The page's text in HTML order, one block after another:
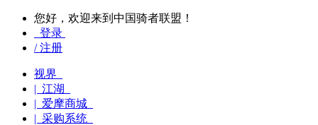
您好，欢迎来到中国骑者联盟！
登录
/ 注册
视界
| 江湖
| 爱摩商城
| 采购系统